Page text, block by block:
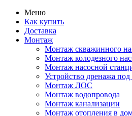
Меню
Как купить
Доставка
Монтаж
Монтаж скважинного
Монтаж колодезного
Монтаж насосной
Устройство дренажа
Монтаж ЛОС
Монтаж водопровода
Монтаж канализации
Монтаж отопления в